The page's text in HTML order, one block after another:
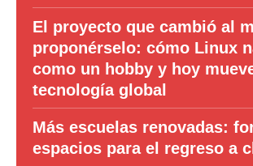
El proyecto que cambió al
proponérselo: cómo Linux
como un hobby y hoy
tecnología global
Más escuelas renovadas:
espacios para el regreso a